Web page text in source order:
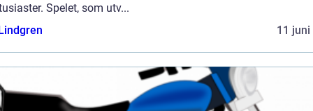
Spelet, som utv...
11 juni